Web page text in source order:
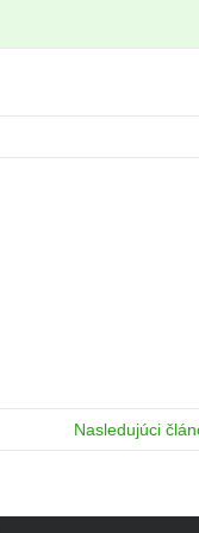
Nasledujúci